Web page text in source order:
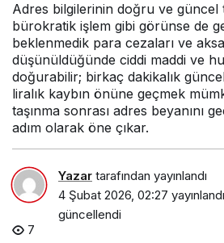
Adres bilgilerinin doğru ve güncel
bürokratik işlem gibi görünse de
beklenmedik para cezaları ve
düşünüldüğünde ciddi maddi ve
doğurabilir; birkaç dakikalık
liralık kaybın önüne geçmek
taşınma sonrası adres beyanını
adım olarak öne çıkar.
Yazar tarafından yayınlandı
4 Şubat 2026, 02:27 yayınlandı
güncellendi
7